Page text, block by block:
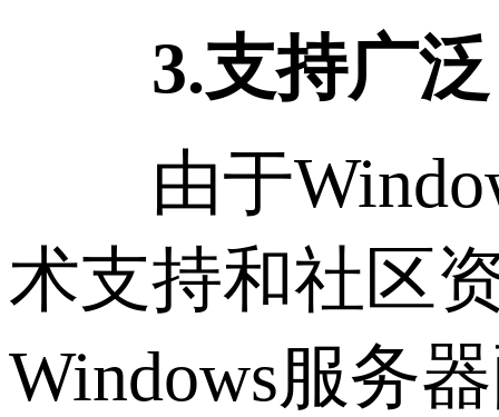
3.支持广泛
由于
术支持和社区
Windows服务